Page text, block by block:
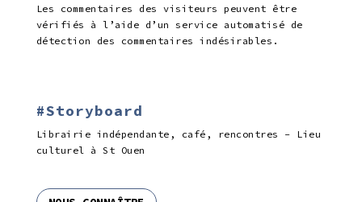
Les commentaires des visiteurs peuvent être
vérifiés à l’aide d’un service automatisé de
détection des commentaires indésirables.
#Storyboard
Librairie indépendante, café, rencontres - Lieu
culturel à St Ouen